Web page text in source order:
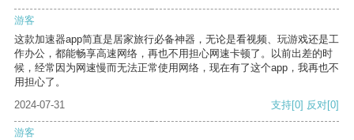
游客
这款加速器app简直是居家旅行必备神器，无论是看视频、玩游戏还是工
作办公，都能畅享高速网络，再也不用担心网速卡顿了。以前出差的时
候，经常因为网速慢而无法正常使用网络，现在有了这个app，我再也不
用担心了。
2024-07-31
支持[0] 反对[0]
游客